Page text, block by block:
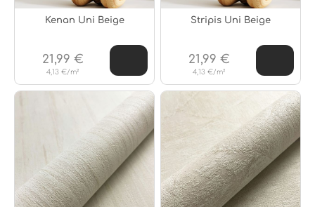
Kenan Uni Beige
4,13 €/m²
21,99 €
Stripis Uni Beige
4,13 €/m²
21,99 €